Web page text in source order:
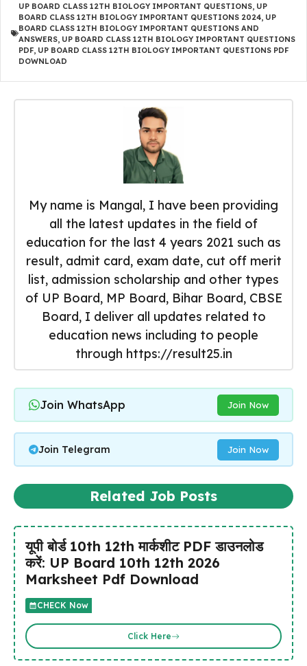
UP BOARD CLASS 12TH BIOLOGY IMPORTANT QUESTIONS, UP
BOARD CLASS 12TH BIOLOGY IMPORTANT QUESTIONS 2024, UP
BOARD CLASS 12TH BIOLOGY IMPORTANT QUESTIONS AND
ANSWERS, UP BOARD CLASS 12TH BIOLOGY IMPORTANT QUESTIONS
PDF, UP BOARD CLASS 12TH BIOLOGY IMPORTANT QUESTIONS PDF
DOWNLOAD
My name is Mangal, I have been providing
all the latest updates in the field of
education for the last 4 years 2021 such as
result, admit card, exam date, cut off merit
list, admission scholarship and other types
of UP Board, MP Board, Bihar Board, CBSE
Board, I deliver all updates related to
education news including to people
through https://result25.in
Join WhatsApp Join Now
Join Telegram Join Now
Related Job Posts
यूपी बोर्ड 10th 12th मार्कशीट PDF डाउनलोड
करें: UP Board 10th 12th 2026
Marksheet Pdf Download
CHECK Now
Click Here